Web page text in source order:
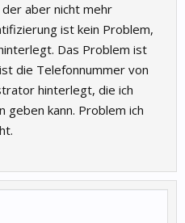
aber nicht mehr
ist kein Problem,
Das Problem ist
die Telefonnummer von
hinterlegt, die ich
geben kann. Problem ich